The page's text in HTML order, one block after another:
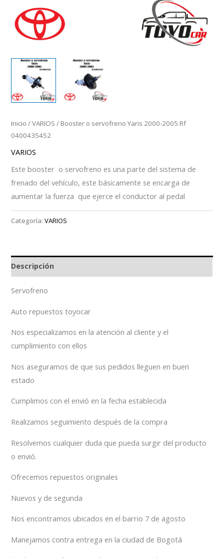
Inicio /VARIOS / Booster o servofreno Yaris 2000-2005 Rf
0400435452
VARIOS
Este booster o servofreno es una parte del sistema de
frenado del vehículo, este básicamente se encarga de
aumentar la fuerza que ejerce el conductor al pedal
Categoría:VARIOS
Descripción
Servofreno
Auto repuestos toyocar
Nos especializamos en la atención al cliente y el
cumplimiento con ellos
Nos aseguramos de que sus pedidos lleguen en buen
estado
Cumplimos con el envió en la fecha establecida
Realizamos seguimiento después de la compra
Resolvemos cualquier duda que pueda surgir del producto
o envió.
Ofrecemos repuestos originales
Nuevos y de segunda
Nos encontramos ubicados en el barrio 7 de agosto
Manejamos contra entrega en la ciudad de Bogotá